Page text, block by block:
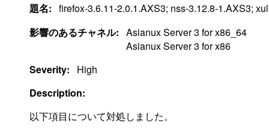
題名: firefox-3.6.11-2.0.1.AXS3; nss-3.12.8-1.AXS3;
影響のあるチャネル: Asianux Server 3 for x86_64
Asianux Server 3 for x86
Severity:
High
Description:
以下項目について対処しました。